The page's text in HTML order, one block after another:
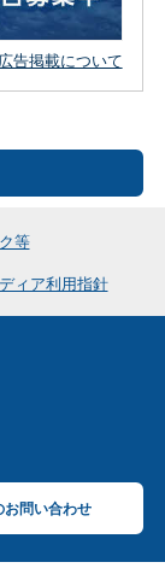
広告掲載について
等
ィア利用指針
お問い合わせ